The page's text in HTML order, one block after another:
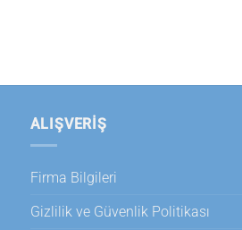
ALIŞVERİŞ
Firma Bilgileri
Gizlilik ve Güvenlik Politikası